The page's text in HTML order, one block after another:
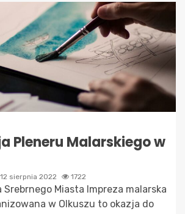
Pleneru Malarskiego w
12 sierpnia 2022 1722
Srebrnego Miasta Impreza malarska
w Olkuszu to okazja do